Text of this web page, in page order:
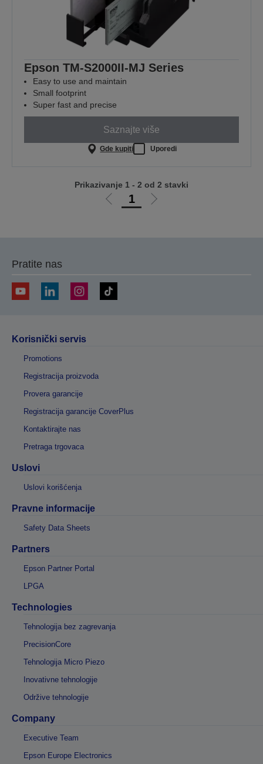
Epson TM-S2000II-MJ Series
Easy to use and maintain
Small footprint
Super fast and precise
Saznajte više
Gde kupiti Uporedi
Idi
1
Idi
Prikazivanje 1 - 2 od 2 stavki
Pratite nas
Korisnički servis
Promotions
Registracija proizvoda
Provera garancije
Registracija garancije CoverPlus
Kontaktirajte nas
Pretraga trgovaca
Uslovi
Uslovi korišćenja
Pravne informacije
Safety Data Sheets
Partners
Epson Partner Portal
LPGA
Technologies
Tehnologija bez zagrevanja
PrecisionCore
Tehnologija Micro Piezo
Inovativne tehnologije
Održive tehnologije
Company
Executive Team
Epson Europe Electronics